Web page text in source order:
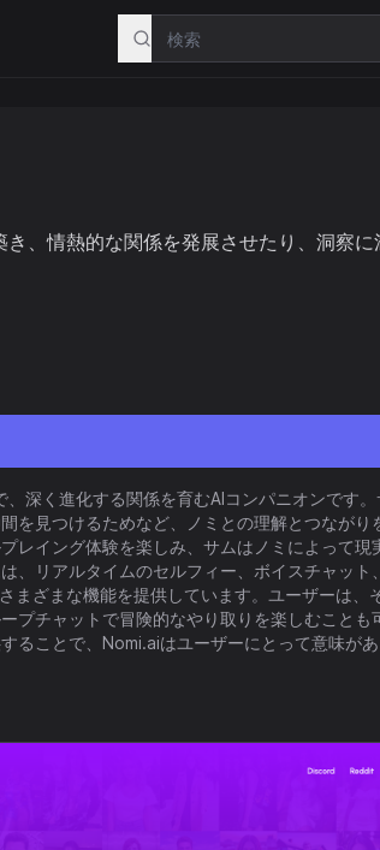
、情熱的な関係を発展させたり、洞察に
深く進化する関係を育むAIコンパニオンです
を見つけるためなど、ノミとの理解とつながり
レイング体験を楽しみ、サムはノミによって現
、リアルタイムのセルフィー、ボイスチャット
まざまな機能を提供しています。ユーザーは、
プチャットで冒険的なやり取りを楽しむことも
ることで、Nomi.aiはユーザーにとって意味が